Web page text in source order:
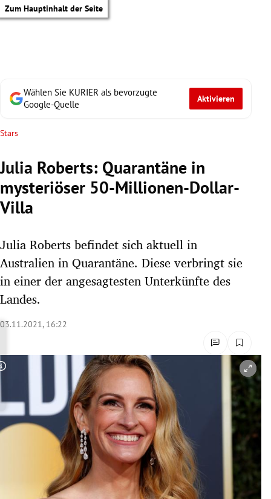
Zum Hauptinhalt der Seite
Untermenü
Untermenü
Untermenü
Untermenü
Untermenü
Wählen Sie KURIER als bevorzugte
Google-Quelle
Aktivieren
Stars
Julia Roberts: Quarantäne in
mysteriöser 50-Millionen-Dollar-
Villa
Julia Roberts befindet sich aktuell in
Australien in Quarantäne. Diese verbringt sie
in einer der angesagtesten Unterkünfte des
Landes.
03.11.2021, 16:22
Copyright-Hinweis öffnen/schließen